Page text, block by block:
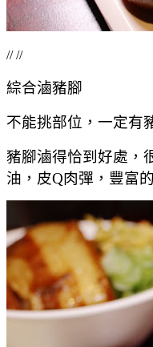
// //
綜合滷豬腳
不能挑部位，一定有
豬腳滷得恰到好處，
油，皮Q肉彈，豐富